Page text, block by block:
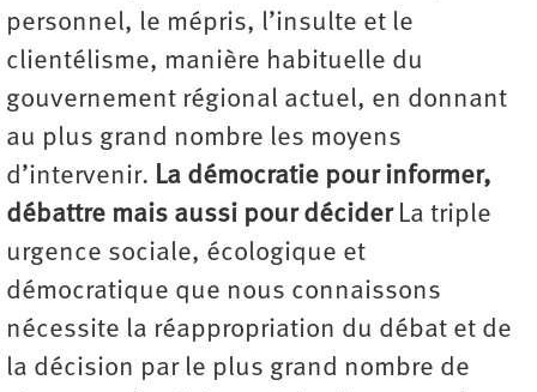
personnel, le mépris, l’insulte et le
clientélisme, manière habituelle du
gouvernement régional actuel, en donnant
au plus grand nombre les moyens
d’intervenir. La démocratie pour informer,
débattre mais aussi pour déciderLa triple
urgence sociale, écologique et
démocratique que nous connaissons
nécessite la réappropriation du débat et de
la décision par le plus grand nombre de